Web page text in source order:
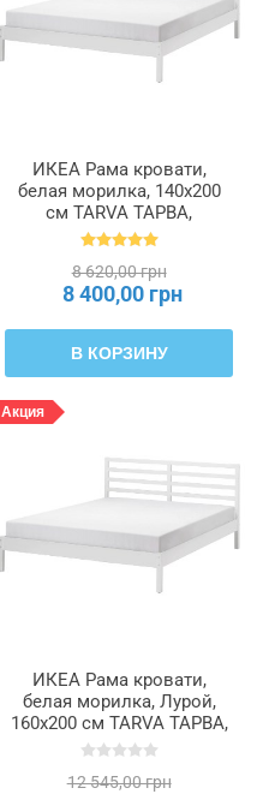
ИКЕА Рама кровати,
белая морилка, 140x200
см TARVA ТАРВА,
295.539.72
8 620,00 грн
8 400,00 грн
В КОРЗИНУ
Акция
ИКЕА Рама кровати,
белая морилка, Лурой,
160x200 см TARVA ТАРВА,
595.539.42
12 545,00 грн